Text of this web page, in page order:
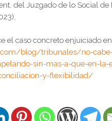
del Juzgado de lo Social de
el caso concreto enjuiciado
blog/tribunales/no-
sin-mas-a-que-en-la-
y-flexibilidad/